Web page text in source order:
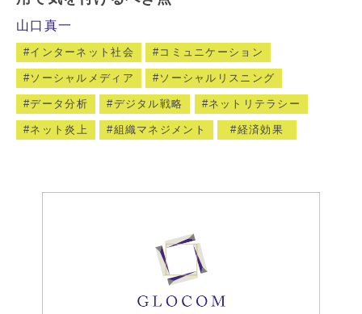
山口真一
インターネット社会 コミュニケーション
ソーシャルメディア ソーシャルリスニング
データ分析 デジタル戦略 ネットリテラシー
ネット炎上 組織マネジメント 経済効果